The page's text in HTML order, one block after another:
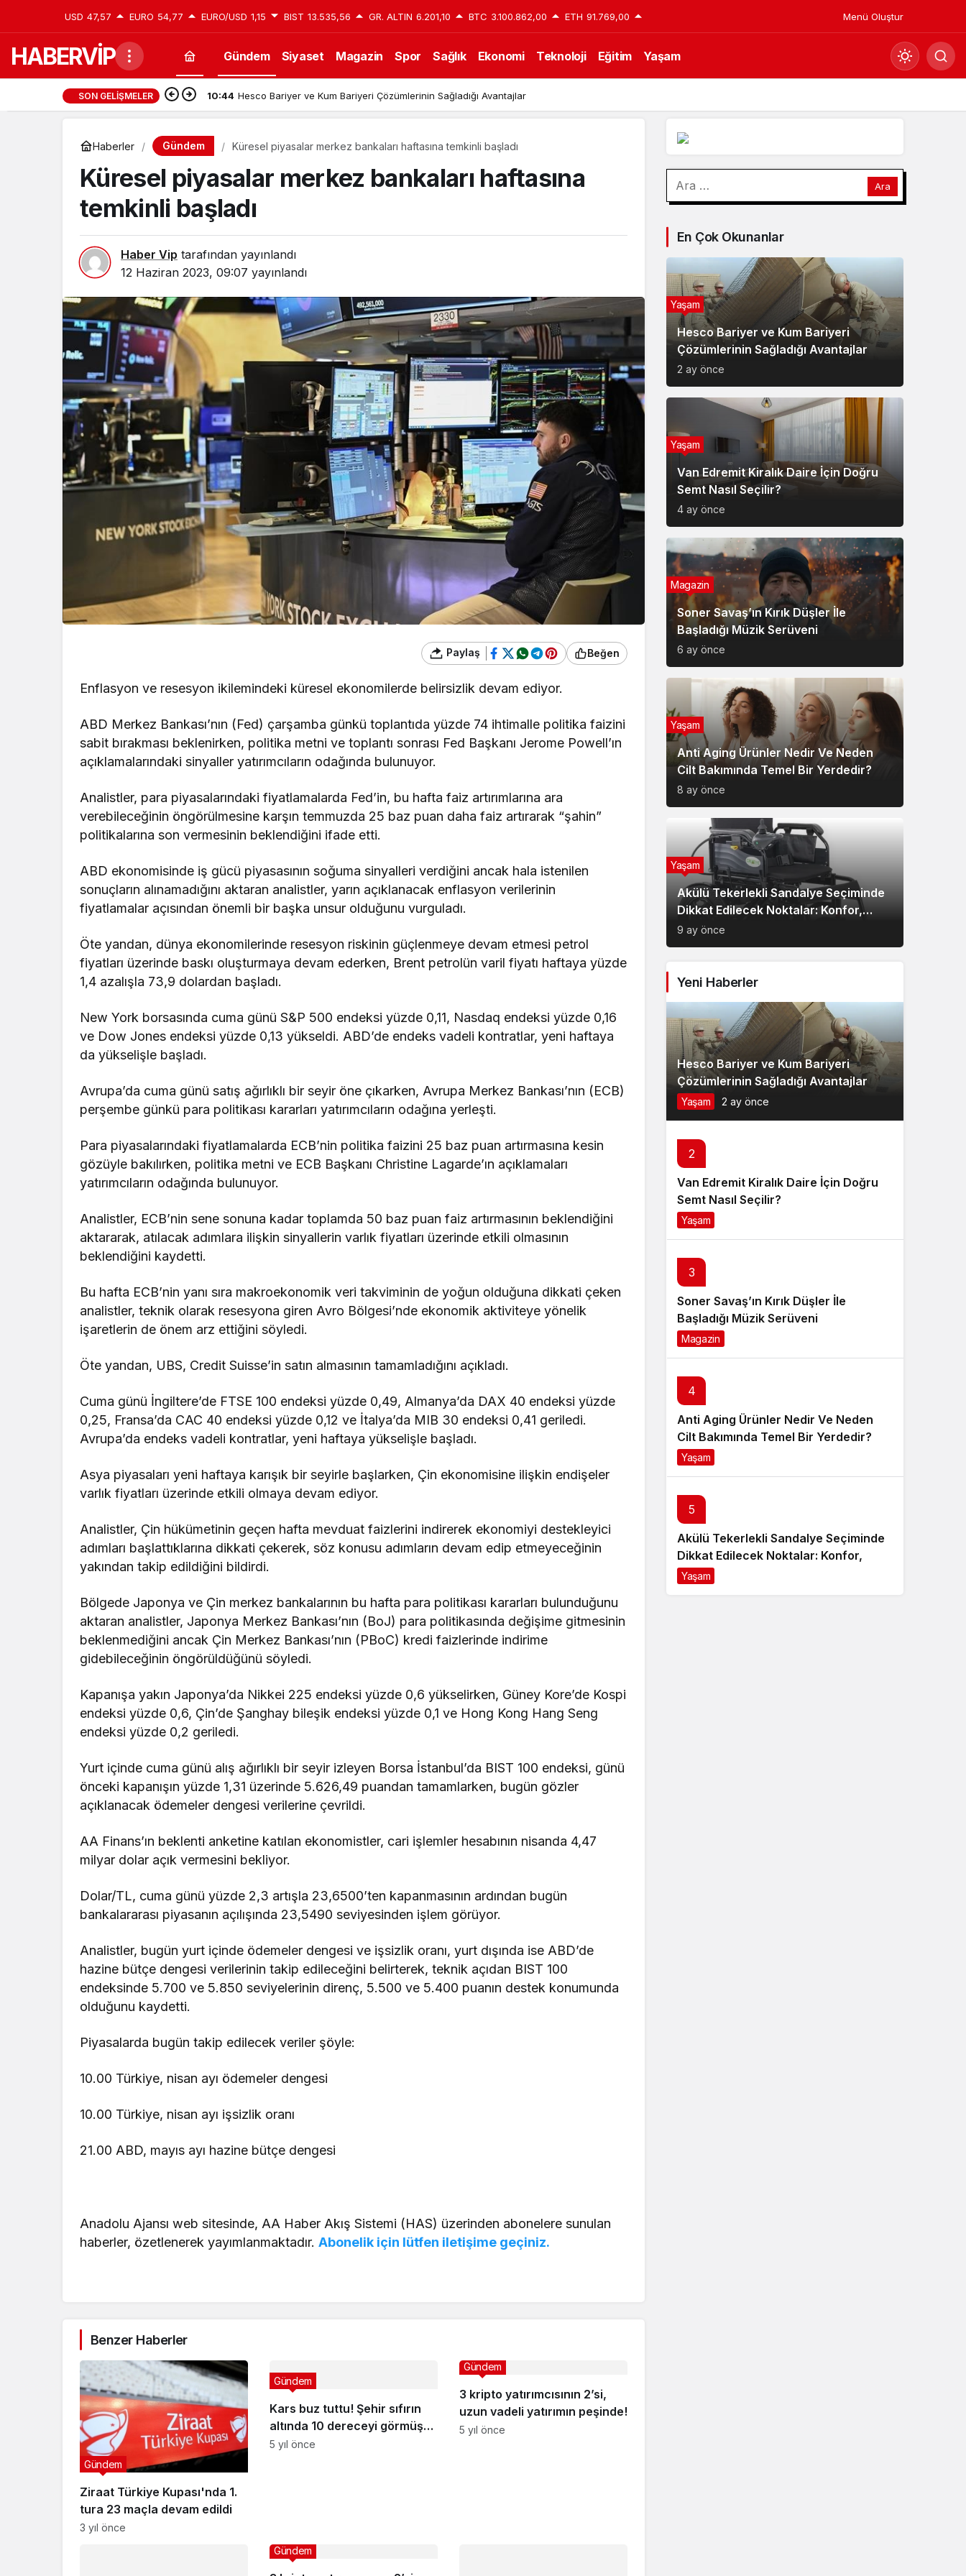
USD 47,57 EURO 54,77 EURO/USD 1,15 BIST 13.535,56 GR. ALTIN 6.201,10 BTC 3.100.862,00 ETH 91.769,00 Menü Oluştur
HABERVİP Gündem Siyaset Magazin Spor Sağlık Ekonomi Teknoloji Eğitim Yaşam
Mod
değiştir
Gece modunu seçin.
Sistem Modu
Sistem modunu seçin.
SON GELIŞMELER 10:44 Hesco Bariyer ve Kum Bariyeri Çözümlerinin Sağladığı Avantajlar
Haberler Gündem Küresel piyasalar merkez bankaları haftasına temkinli başladı
Küresel piyasalar merkez bankaları haftasına
temkinli başladı
Haber Vip tarafından yayınlandı
12 Haziran 2023, 09:07 yayınlandı
Paylaş Beğen
Enflasyon ve resesyon ikilemindeki küresel ekonomilerde belirsizlik devam ediyor.
ABD Merkez Bankası’nın (Fed) çarşamba günkü toplantıda yüzde 74 ihtimalle politika faizini
sabit bırakması beklenirken, politika metni ve toplantı sonrası Fed Başkanı Jerome Powell’ın
açıklamalarındaki sinyaller yatırımcıların odağında bulunuyor.
Analistler, para piyasalarındaki fiyatlamalarda Fed’in, bu hafta faiz artırımlarına ara
verebileceğinin öngörülmesine karşın temmuzda 25 baz puan daha faiz artırarak “şahin”
politikalarına son vermesinin beklendiğini ifade etti.
ABD ekonomisinde iş gücü piyasasının soğuma sinyalleri verdiğini ancak hala istenilen
sonuçların alınamadığını aktaran analistler, yarın açıklanacak enflasyon verilerinin
fiyatlamalar açısından önemli bir başka unsur olduğunu vurguladı.
Öte yandan, dünya ekonomilerinde resesyon riskinin güçlenmeye devam etmesi petrol
fiyatları üzerinde baskı oluşturmaya devam ederken, Brent petrolün varil fiyatı haftaya yüzde
1,4 azalışla 73,9 dolardan başladı.
New York borsasında cuma günü S&P 500 endeksi yüzde 0,11, Nasdaq endeksi yüzde 0,16
ve Dow Jones endeksi yüzde 0,13 yükseldi. ABD’de endeks vadeli kontratlar, yeni haftaya
da yükselişle başladı.
Avrupa’da cuma günü satış ağırlıklı bir seyir öne çıkarken, Avrupa Merkez Bankası’nın (ECB)
perşembe günkü para politikası kararları yatırımcıların odağına yerleşti.
Para piyasalarındaki fiyatlamalarda ECB’nin politika faizini 25 baz puan artırmasına kesin
gözüyle bakılırken, politika metni ve ECB Başkanı Christine Lagarde’ın açıklamaları
yatırımcıların odağında bulunuyor.
Analistler, ECB’nin sene sonuna kadar toplamda 50 baz puan faiz artırmasının beklendiğini
aktararak, atılacak adımlara ilişkin sinyallerin varlık fiyatları üzerinde etkili olmasının
beklendiğini kaydetti.
Bu hafta ECB’nin yanı sıra makroekonomik veri takviminin de yoğun olduğuna dikkati çeken
analistler, teknik olarak resesyona giren Avro Bölgesi’nde ekonomik aktiviteye yönelik
işaretlerin de önem arz ettiğini söyledi.
Öte yandan, UBS, Credit Suisse’in satın almasının tamamladığını açıkladı.
Cuma günü İngiltere’de FTSE 100 endeksi yüzde 0,49, Almanya’da DAX 40 endeksi yüzde
0,25, Fransa’da CAC 40 endeksi yüzde 0,12 ve İtalya’da MIB 30 endeksi 0,41 geriledi.
Avrupa’da endeks vadeli kontratlar, yeni haftaya yükselişle başladı.
Asya piyasaları yeni haftaya karışık bir seyirle başlarken, Çin ekonomisine ilişkin endişeler
varlık fiyatları üzerinde etkili olmaya devam ediyor.
Analistler, Çin hükümetinin geçen hafta mevduat faizlerini indirerek ekonomiyi destekleyici
adımları başlattıklarına dikkati çekerek, söz konusu adımların devam edip etmeyeceğinin
yakından takip edildiğini bildirdi.
Bölgede Japonya ve Çin merkez bankalarının bu hafta para politikası kararları bulunduğunu
aktaran analistler, Japonya Merkez Bankası’nın (BoJ) para politikasında değişime gitmesinin
beklenmediğini ancak Çin Merkez Bankası’nın (PBoC) kredi faizlerinde indirime
gidebileceğinin öngörüldüğünü söyledi.
Kapanışa yakın Japonya’da Nikkei 225 endeksi yüzde 0,6 yükselirken, Güney Kore’de Kospi
endeksi yüzde 0,6, Çin’de Şanghay bileşik endeksi yüzde 0,1 ve Hong Kong Hang Seng
endeksi yüzde 0,2 geriledi.
Yurt içinde cuma günü alış ağırlıklı bir seyir izleyen Borsa İstanbul’da BIST 100 endeksi, günü
önceki kapanışın yüzde 1,31 üzerinde 5.626,49 puandan tamamlarken, bugün gözler
açıklanacak ödemeler dengesi verilerine çevrildi.
AA Finans’ın beklenti anketine katılan ekonomistler, cari işlemler hesabının nisanda 4,47
milyar dolar açık vermesini bekliyor.
Dolar/TL, cuma günü yüzde 2,3 artışla 23,6500’ten kapanmasının ardından bugün
bankalararası piyasanın açılışında 23,5490 seviyesinden işlem görüyor.
Analistler, bugün yurt içinde ödemeler dengesi ve işsizlik oranı, yurt dışında ise ABD’de
hazine bütçe dengesi verilerinin takip edileceğini belirterek, teknik açıdan BIST 100
endeksinde 5.700 ve 5.850 seviyelerinin direnç, 5.500 ve 5.400 puanın destek konumunda
olduğunu kaydetti.
Piyasalarda bugün takip edilecek veriler şöyle:
10.00 Türkiye, nisan ayı ödemeler dengesi
10.00 Türkiye, nisan ayı işsizlik oranı
21.00 ABD, mayıs ayı hazine bütçe dengesi
Anadolu Ajansı web sitesinde, AA Haber Akış Sistemi (HAS) üzerinden abonelere sunulan
haberler, özetlenerek yayımlanmaktadır.Abonelik için lütfen iletişime geçiniz.
Benzer Haberler
Ziraat Türkiye Kupası'nda 1.
tura 23 maçla devam edildi
Gündem
3 yıl önce
Kars buz tuttu! Şehir sıfırın
altında 10 dereceyi görmüş
oldu
Gündem
5 yıl önce
3 kripto yatırımcısının 2’si,
uzun vadeli yatırımın peşinde!
Gündem
5 yıl önce
Gündem
En Çok Okunanlar
Hesco Bariyer ve Kum Bariyeri
Çözümlerinin Sağladığı Avantajlar
2 ay önce
Yaşam
Van Edremit Kiralık Daire İçin Doğru
Semt Nasıl Seçilir?
4 ay önce
Yaşam
Soner Savaş’ın Kırık Düşler İle
Başladığı Müzik Serüveni
6 ay önce
Magazin
Anti Aging Ürünler Nedir Ve Neden
Cilt Bakımında Temel Bir Yerdedir?
8 ay önce
Yaşam
Akülü Tekerlekli Sandalye Seçiminde
Dikkat Edilecek Noktalar: Konfor,
Güvenlik ve Doğru Model Tercihi
9 ay önce
Yaşam
Yeni Haberler
Hesco Bariyer ve Kum Bariyeri
Çözümlerinin Sağladığı Avantajlar
Yaşam 2 ay önce
2
Van Edremit Kiralık Daire İçin Doğru
Semt Nasıl Seçilir?
Yaşam
3
Soner Savaş’ın Kırık Düşler İle
Başladığı Müzik Serüveni
Magazin
4
Anti Aging Ürünler Nedir Ve Neden
Cilt Bakımında Temel Bir Yerdedir?
Yaşam
5
Akülü Tekerlekli Sandalye Seçiminde
Dikkat Edilecek Noktalar: Konfor,
Güvenlik ve Doğru Model Tercihi
Yaşam